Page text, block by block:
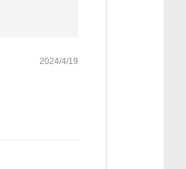
2024/4/19